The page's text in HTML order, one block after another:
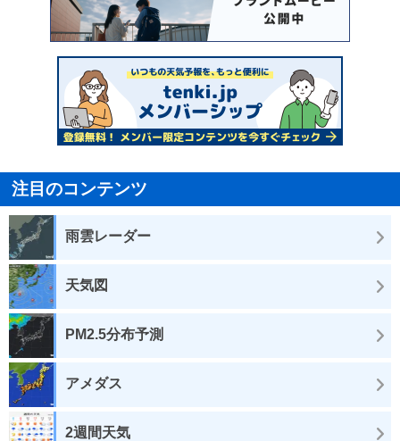
注目のコンテンツ
雨雲レーダー
天気図
PM2.5分布予測
アメダス
2週間天気